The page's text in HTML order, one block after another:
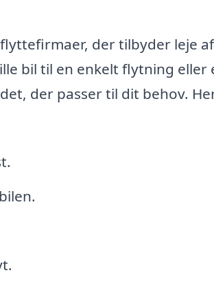
der tilbyder leje af
bil til en enkelt flytning eller
der passer til dit behov.